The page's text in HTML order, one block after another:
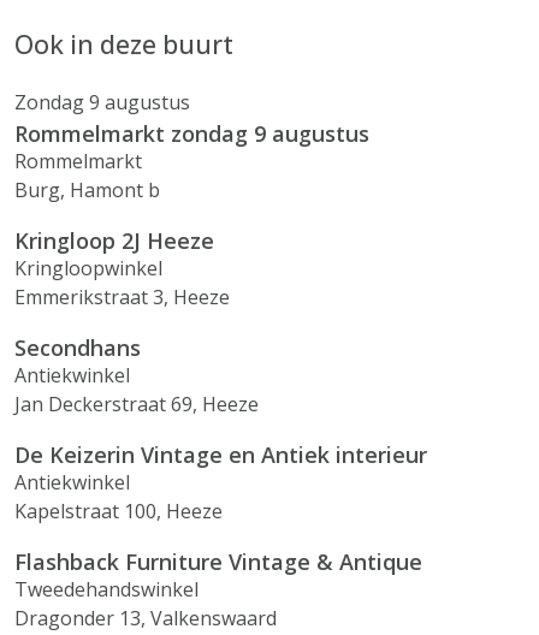
Ook in deze buurt
Zondag 9 augustus
Rommelmarkt zondag 9 augustus
Rommelmarkt
Burg, Hamont b
Kringloop 2J Heeze
Kringloopwinkel
Emmerikstraat 3, Heeze
Secondhans
Antiekwinkel
Jan Deckerstraat 69, Heeze
De Keizerin Vintage en Antiek interieur
Antiekwinkel
Kapelstraat 100, Heeze
Flashback Furniture Vintage & Antique
Tweedehandswinkel
Dragonder 13, Valkenswaard